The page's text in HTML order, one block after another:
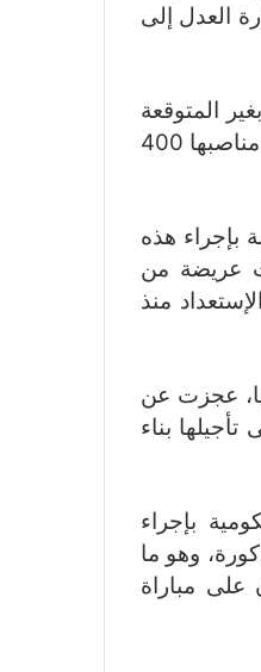
العدل إلى
المتوقعة
إلغاء مباريات التوظيف المبرمجة لوزارة العدل برسم سنة 2019، والتي يناهز عدد مناصبها 400
بإجراء هذه
عريضة من
منذ
فبراير الماضي عن إجراء مباراة لتوظيف 380 منصبا، عجزت عن
تأجيلها بناء
بإجراء
وهو ما
مباراة